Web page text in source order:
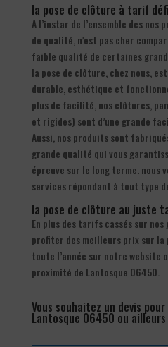
la pose de clôture à tarif
A l’instar de l’ensemble des
de qualité, n’est pas cher
faible qualité de certaines
la pose de clôture, chez nous,
durable, esthétique et
plus de facilité, nos clôtures,
et rigides) sont d’une grande
Aussi, nos produits sont
grande qualité qui vous
épreuve sur le long terme. nous
services répondant à tout type
la pose de clôture au juste
En plus des tarifs cassés sur
profiter des meilleurs prix sur la
toute l’année sur notre website
proximité de Lantosque 06450.
Vous souhaitez un devis
Lantosque 06450 ou ailleurs